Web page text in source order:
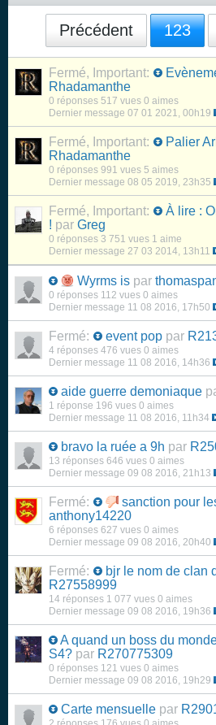
Précédent 123
Fermé, Important:
Rhadamanthe
0 réponses 517 vues 0 aimes
Dernier message 07 01 2021, 00h19
Fermé, Important: Palier
Rhadamanthe
0 réponses 991 vues 5 aimes
Dernier message 08 05 2019, 23h35
Fermé, Important:
À lire :
! par Greg
0 réponses 3 751 vues 1 aime
Dernier message 27 03 2014, 13h11
Wyrms is par
0 réponses 112 vues 0 aimes
Dernier message 11 08 2016, 17h50
Fermé: event pop par
4 réponses 476 vues 0 aimes
Dernier message 11 08 2016, 14h36
aide guerre demoniaque
1 réponse 196 vues 0 aimes
Dernier message 11 08 2016, 11h34
bravo la ruée a 9h par
13 réponses 646 vues 0 aimes
Dernier message 09 08 2016, 21h13
Fermé: sanction pour
anthony14220
6 réponses 627 vues 0 aimes
Dernier message 09 08 2016, 20h40
Fermé: bjr le nom de clan
R27558999
14 réponses 1 077 vues 0 aimes
Dernier message 09 08 2016, 19h36
A quand un boss du
S4? par R270775309
0 réponses 121 vues 0 aimes
Dernier message 09 08 2016, 19h29
Carte mensuelle par